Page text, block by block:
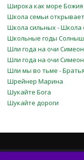
Широка как море
Школа семьи
Школа сильных - Школа
Школьные годы
Шли года на очи
Шли года на очи
Шли мы во тьме -
Шрейнер Марина
Шукайте Бога
Шукайте дороги